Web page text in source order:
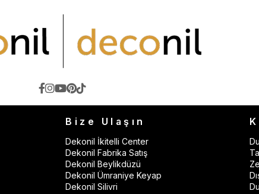
Bize Ulaşın
Dekonil İkitelli Center
Dekonil Fabrika Satış
Dekonil Beylikdüzü
Dekonil Ümraniye Keyap
Dekonil Silivri